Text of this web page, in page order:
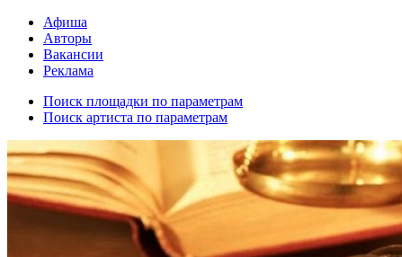
Афиша
Авторы
Вакансии
Реклама
Поиск площадки по параметрам
Поиск артиста по параметрам